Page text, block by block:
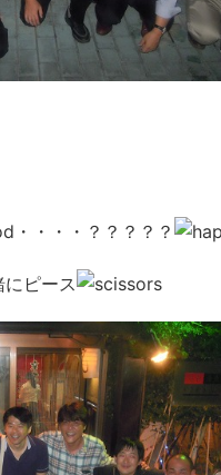
・・・・？？？？？
ピース